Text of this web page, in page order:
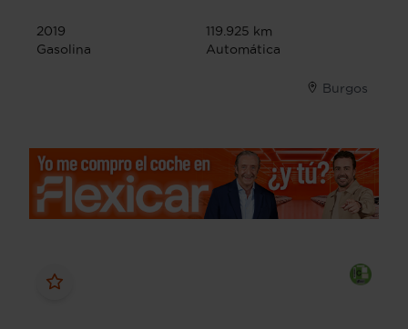
2019
119.925 km
Gasolina
Automática
Burgos